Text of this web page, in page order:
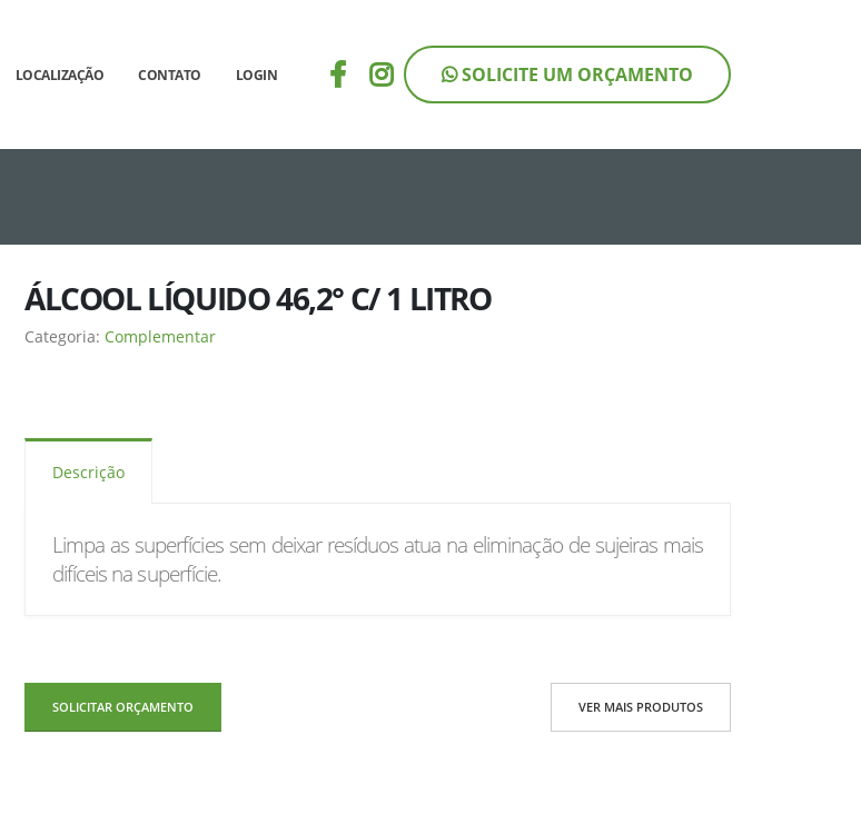
LOCALIZAÇÃO CONTATO LOGIN SOLICITE UM ORÇAMENTO
SELECT imagem FROM produto_imagem WHERE id_produto = 107 ORDER BY RAND()
ÁLCOOL LÍQUIDO 46,2° C/ 1 LITRO
Categoria: Complementar
Descrição
Limpa as superfícies sem deixar resíduos atua na eliminação de sujeiras mais
difíceis na superfície.
SOLICITAR ORÇAMENTO VER MAIS PRODUTOS